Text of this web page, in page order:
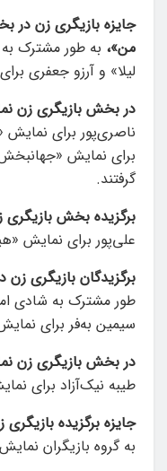
جایزه بازیگری زن در
من»، به طور مشترک
لیلا» و آرزو جعفری
در بخش بازیگری زن
ناصری‌پور برای نمایش
برای نمایش
گرفتند.
برگزیده بخش
علی‌پور برای نمایش
برگزیدگان بازیگری
طور مشترک به شادی
سیمین به‌فر برای
در بخش بازیگری زن
طیبه نیک‌آزاد برای
جایزه برگزیده
به گروه بازیگران